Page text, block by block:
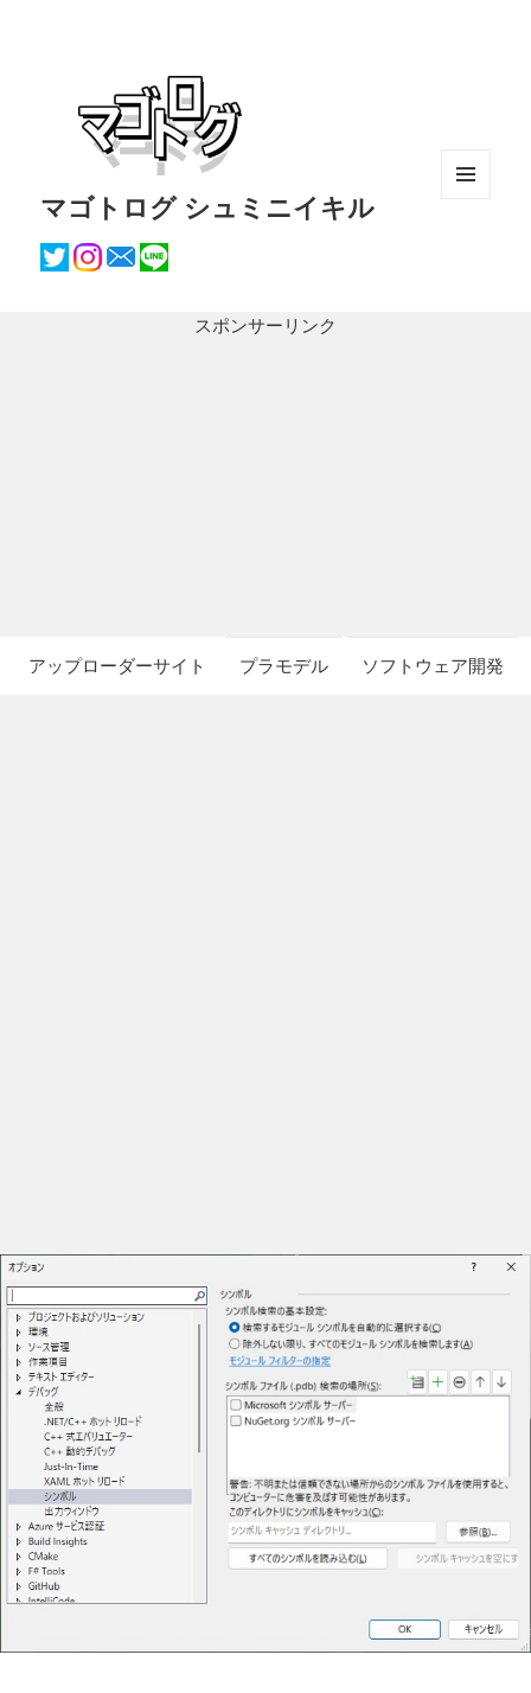
マゴトログ シュミニイキル
スポンサーリンク
アップローダーサイト プラモデル ソフトウェア開発